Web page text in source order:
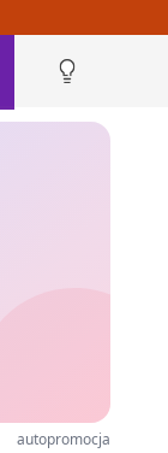
autopromocja